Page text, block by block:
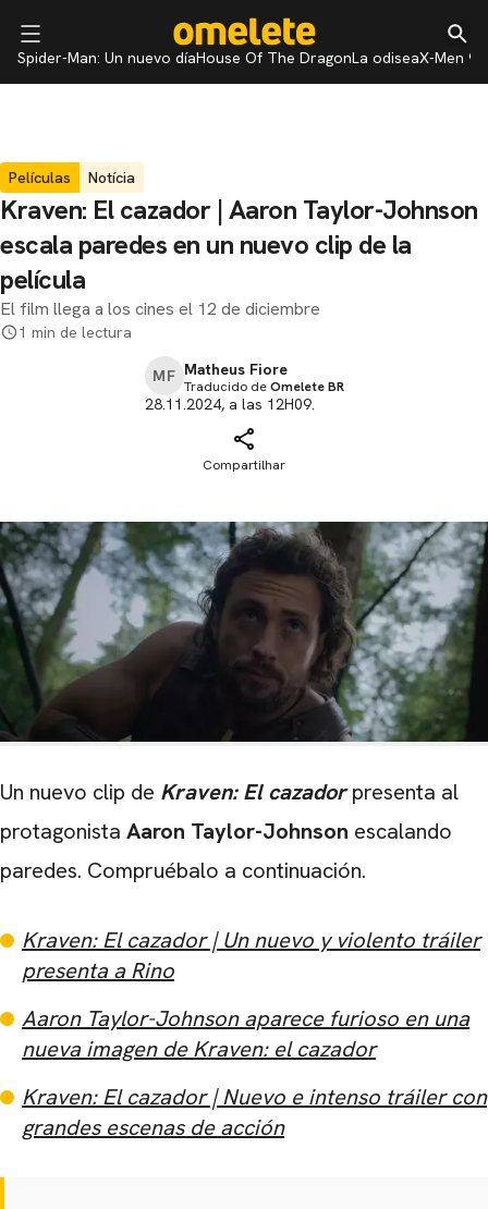
Spider-Man: Un nuevo díaHouse Of The DragonLa odiseaX-Men 97
Películas Notícia
Kraven: El cazador | Aaron Taylor-Johnson
escala paredes en un nuevo clip de la
película
El film llega a los cines el 12 de diciembre
1 min de lectura
MF Matheus Fiore
Traducido deOmelete BR
28.11.2024, a las 12H09.
Compartilhar
Un nuevo clip de Kraven: El cazador presenta al
protagonista Aaron Taylor-Johnson escalando
paredes. Compruébalo a continuación.
Kraven: El cazador | Un nuevo y violento tráiler
presenta a Rino
Aaron Taylor-Johnson aparece furioso en una
nueva imagen de Kraven: el cazador
Kraven: El cazador | Nuevo e intenso tráiler con
grandes escenas de acción